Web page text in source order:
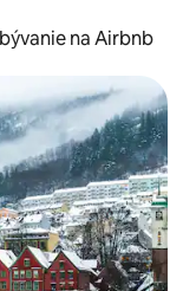
na Airbnb